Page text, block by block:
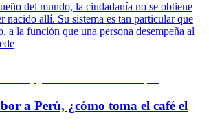
del mundo, la ciudadanía no se obtiene
nacido allí. Su sistema es tan particular que
a la función que una persona desempeña al
a Perú, ¿cómo toma el café el